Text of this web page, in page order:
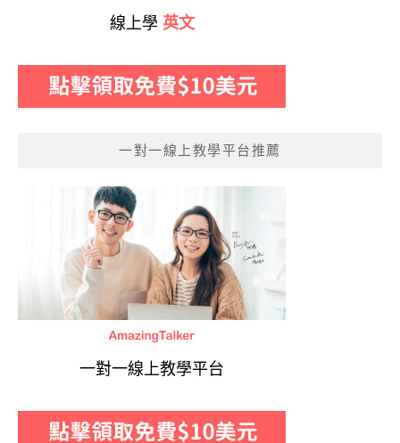
線上學 英文
一對一線上教學平台推薦
一對一線上教學平台